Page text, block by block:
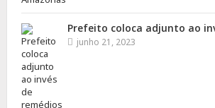
Prefeito coloca adjunto ao
junho 21, 2023